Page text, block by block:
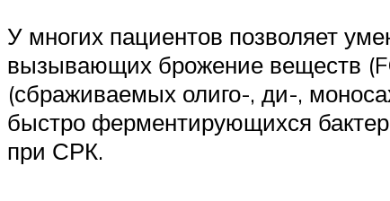
У многих пациентов позволяет
вызывающих брожение веществ
(сбраживаемых олиго-, ди-,
быстро ферментирующихся
при СРК.